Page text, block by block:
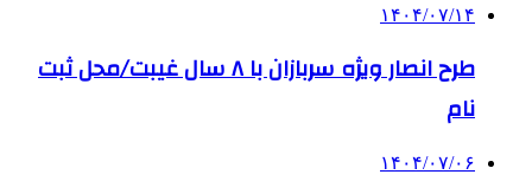
۱۴۰۴/۰۷/۱۴
طرح انصار ویژه سربازان با ۸ سال غیبت/محل ثبت
نام
۱۴۰۴/۰۷/۰۶